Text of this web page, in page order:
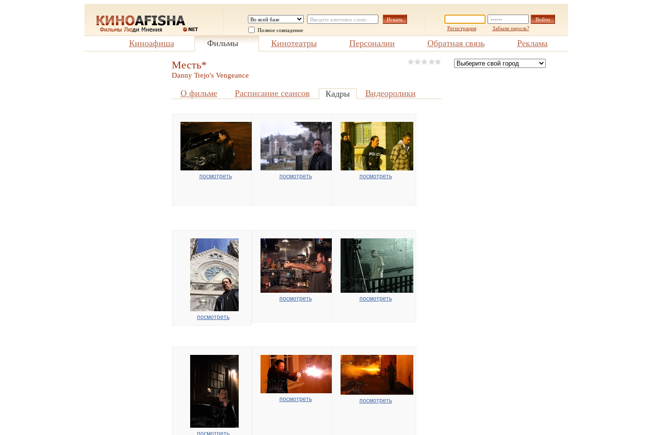
Полное совпадение Регистрация Забыли пароль?
Киноафиша Фильмы Кинотеатры Персоналии Обратная связь Реклама
Месть*
Danny Trejo's Vengeance
О фильме Расписание сеансов Кадры Видеоролики
посмотреть посмотреть посмотреть
посмотреть
посмотреть посмотреть
посмотреть
посмотреть посмотреть